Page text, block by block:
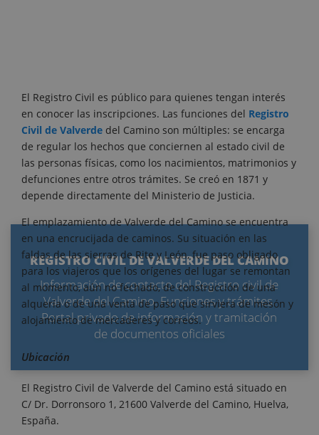
REGISTRO CIVIL DE VALVERDE DEL CAMINO
Información de contacto del Registro civil de
Valverde del Camino. Funciones y trámites.
Portal privado de información y tramitación
de documentos oficiales
El Registro Civil es público para quienes tengan interés
en conocer las inscripciones. Las funciones del Registro
Civil de Valverde del Camino son múltiples: se encarga
de regular los hechos que conciernen al estado civil de
las personas físicas, como los nacimientos, matrimonios y
defunciones entre otros trámites. Se creó en 1871 y
depende directamente del Ministerio de Justicia.
El emplazamiento de Valverde del Camino se encuentra
en una encrucijada de caminos. Su situación en las
faldas de las sierras de Rite y León, fue paso obligado
para los viajeros que los orígenes del lugar se remontan
al momento, aún no fechado, de construcción de una
alquería o de una venta de paso que sirviera de mesón y
alojamiento de mercaderes y correos.
Ubicación
El Registro Civil de Valverde del Camino está situado en
C/ Dr. Dorronsoro 1, 21600 Valverde del Camino, Huelva,
España.